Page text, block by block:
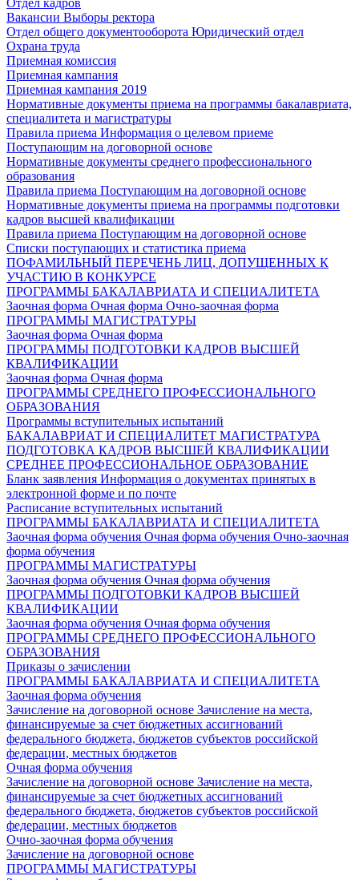
Вакансии Выборы ректора
Отдел общего документооборота Юридический отдел
Охрана труда
Приемная комиссия
Приемная кампания
Приемная кампания 2019
Нормативные документы приема на программы бакалавриата,
специалитета и магистратуры
Правила приема Информация о целевом приеме
Поступающим на договорной основе
Нормативные документы среднего профессионального
образования
Правила приема Поступающим на договорной основе
Нормативные документы приема на программы подготовки
кадров высшей квалификации
Правила приема Поступающим на договорной основе
Списки поступающих и статистика приема
ПОФАМИЛЬНЫЙ ПЕРЕЧЕНЬ ЛИЦ, ДОПУЩЕННЫХ К
УЧАСТИЮ В КОНКУРСЕ
ПРОГРАММЫ БАКАЛАВРИАТА И СПЕЦИАЛИТЕТА
Заочная форма Очная форма Очно-заочная форма
ПРОГРАММЫ МАГИСТРАТУРЫ
Заочная форма Очная форма
ПРОГРАММЫ ПОДГОТОВКИ КАДРОВ ВЫСШЕЙ
КВАЛИФИКАЦИИ
Заочная форма Очная форма
ПРОГРАММЫ СРЕДНЕГО ПРОФЕССИОНАЛЬНОГО
ОБРАЗОВАНИЯ
Программы вступительных испытаний
БАКАЛАВРИАТ И СПЕЦИАЛИТЕТ МАГИСТРАТУРА
ПОДГОТОВКА КАДРОВ ВЫСШЕЙ КВАЛИФИКАЦИИ
СРЕДНЕЕ ПРОФЕССИОНАЛЬНОЕ ОБРАЗОВАНИЕ
Бланк заявления Информация о документах принятых в
электронной форме и по почте
Расписание вступительных испытаний
ПРОГРАММЫ БАКАЛАВРИАТА И СПЕЦИАЛИТЕТА
Заочная форма обучения Очная форма обучения Очно-заочная
форма обучения
ПРОГРАММЫ МАГИСТРАТУРЫ
Заочная форма обучения Очная форма обучения
ПРОГРАММЫ ПОДГОТОВКИ КАДРОВ ВЫСШЕЙ
КВАЛИФИКАЦИИ
Заочная форма обучения Очная форма обучения
ПРОГРАММЫ СРЕДНЕГО ПРОФЕССИОНАЛЬНОГО
ОБРАЗОВАНИЯ
Приказы о зачислении
ПРОГРАММЫ БАКАЛАВРИАТА И СПЕЦИАЛИТЕТА
Заочная форма обучения
Зачисление на договорной основе Зачисление на места,
финансируемые за счет бюджетных ассигнований
федерального бюджета, бюджетов субъектов российской
федерации, местных бюджетов
Очная форма обучения
Зачисление на договорной основе Зачисление на места,
финансируемые за счет бюджетных ассигнований
федерального бюджета, бюджетов субъектов российской
федерации, местных бюджетов
Очно-заочная форма обучения
Зачисление на договорной основе
ПРОГРАММЫ МАГИСТРАТУРЫ